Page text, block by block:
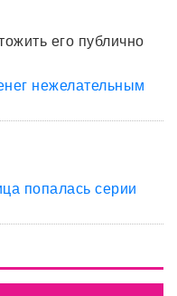
его публично
нежелательным
попалась серии